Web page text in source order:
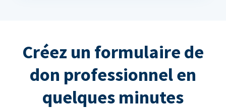
Créez un formulaire de
don professionnel en
quelques minutes